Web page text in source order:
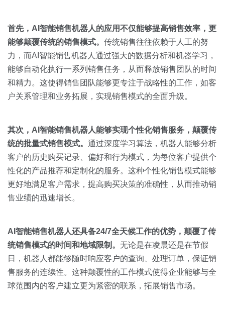
销售人员
销售管理
培训辅导
销售会话智能
首先， AI 智能销售机器人的应用不仅能够提高销售效率，更
能够颠覆传统的销售模式。 传统销售往往依赖于人工的努
力，而AI智能销售机器人通过强大的数据分析和机器学习，
能够自动化执行一系列销售任务，从而释放销售团队的时间
和精力。这使得销售团队能够更专注于战略性的工作，如客
户关系管理和业务拓展，实现销售模式的全面升级。
其次， AI 智能销售机器人能够实现个性化销售服务，颠覆传
统的批量式销售模式。 通过深度学习算法，机器人能够分析
客户的历史购买记录、偏好和行为模式，为每位客户提供个
性化的产品推荐和定制化的服务。这种个性化销售模式能够
更好地满足客户需求，提高购买决策的准确性，从而推动销
售业绩的迅速增长。
AI 智能销售机器人还具备24/7全天候工作的优势，颠覆了传
统销售模式的时间和地域限制。 无论是在凌晨还是在节假
日，机器人都能够随时响应客户的查询、处理订单，保证销
售服务的连续性。这种颠覆性的工作模式使得企业能够与全
球范围内的客户建立更为紧密的联系，拓展销售市场。